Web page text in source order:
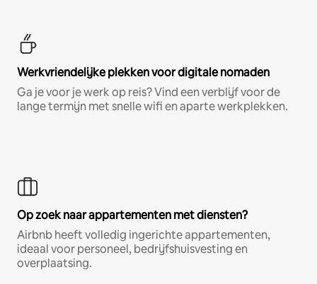
Werkvriendelijke plekken voor digitale nomaden
Ga je voor je werk op reis? Vind een verblijf voor de
lange termijn met snelle wifi en aparte werkplekken.
Op zoek naar appartementen met diensten?
Airbnb heeft volledig ingerichte appartementen,
ideaal voor personeel, bedrijfshuisvesting en
overplaatsing.